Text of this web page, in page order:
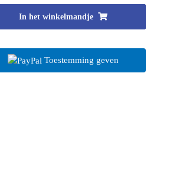
In het winkelmandje
Toestemming geven